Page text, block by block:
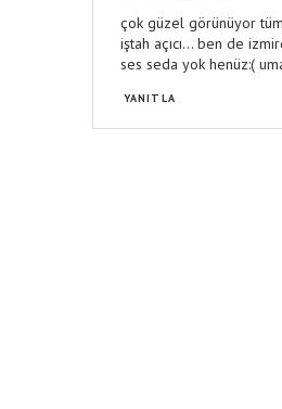
çok güzel görünüyor
iştah açıcı... ben de
ses seda yok henüz:(
YANITLA